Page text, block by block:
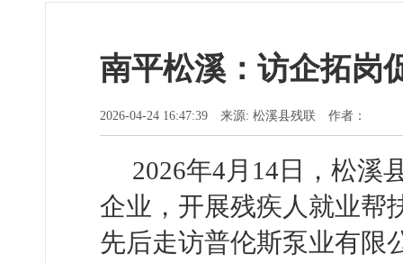
南平松溪：访企拓岗
2026-04-24 16:47:39 来源: 松溪县残联 作者：
2026年4月14日，松溪
企业，开展残疾人就业帮
先后走访普伦斯泵业有限